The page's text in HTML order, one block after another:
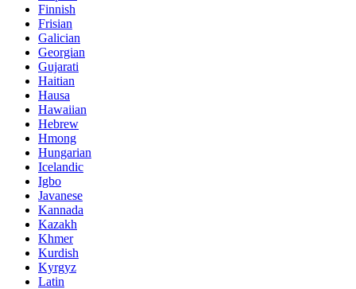
Finnish
Frisian
Galician
Georgian
Gujarati
Haitian
Hausa
Hawaiian
Hebrew
Hmong
Hungarian
Icelandic
Igbo
Javanese
Kannada
Kazakh
Khmer
Kurdish
Kyrgyz
Latin